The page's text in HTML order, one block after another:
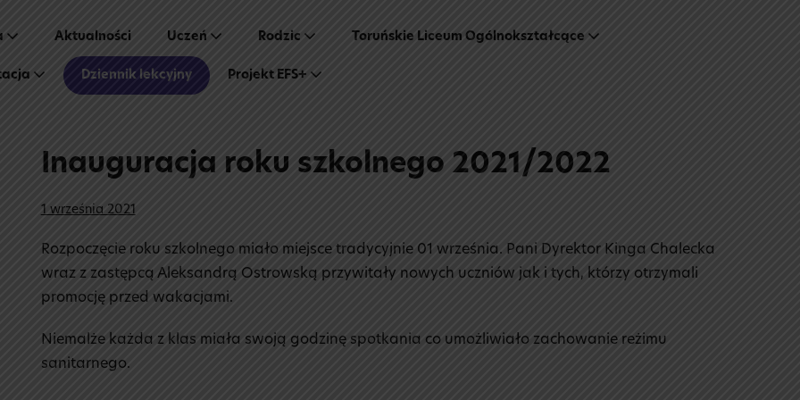
Aktualności Uczeń Rodzic Toruńskie Liceum Ogólnokształcące
Dziennik lekcyjny Projekt EFS+
Inauguracja roku szkolnego 2021/2022
1 września 2021
Rozpoczęcie roku szkolnego miało miejsce tradycyjnie 01 września. Pani Dyrektor Kinga Chalecka
wraz z zastępcą Aleksandrą Ostrowską przywitały nowych uczniów jak i tych, którzy otrzymali
promocję przed wakacjami.
Niemalże każda z klas miała swoją godzinę spotkania co umożliwiało zachowanie reżimu
sanitarnego.